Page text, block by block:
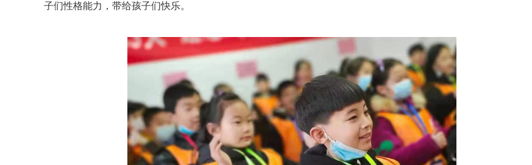
子们性格能力，带给孩子们快乐。